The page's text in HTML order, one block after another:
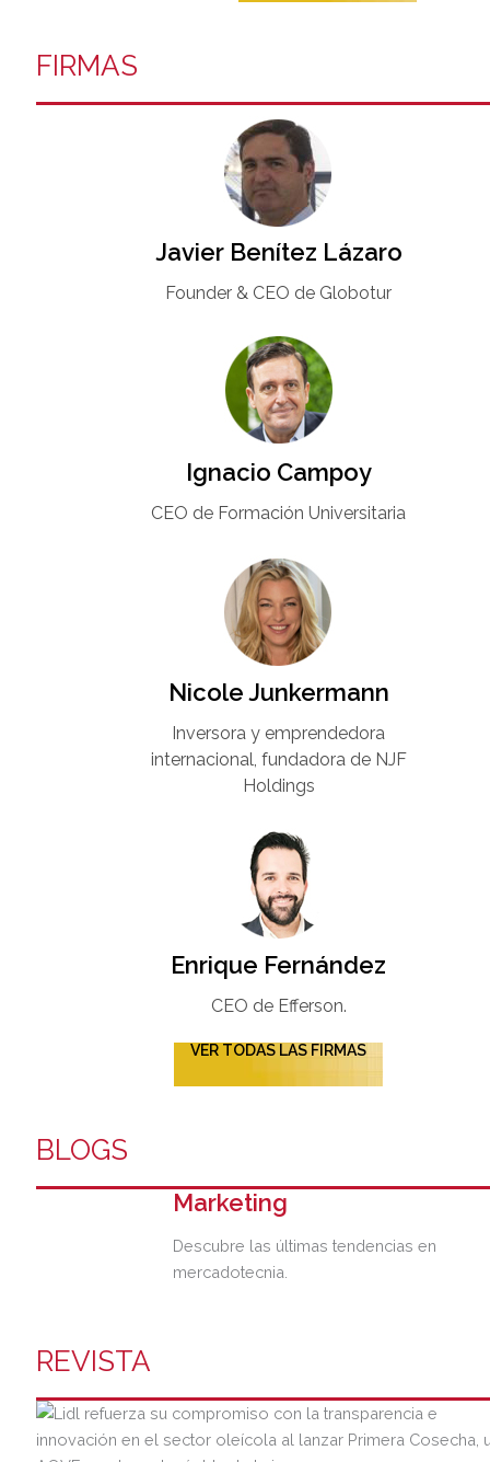
FIRMAS
Javier Benítez Lázaro
Founder & CEO de Globotur​
Ignacio Campoy​
CEO de Formación Universitaria​
Nicole Junkermann​
Inversora y emprendedora
internacional, fundadora de NJF
Holdings
Enrique Fernández
CEO de Efferson.
VER TODAS LAS FIRMAS
BLOGS
Marketing
Descubre las últimas tendencias en
mercadotecnia.
REVISTA